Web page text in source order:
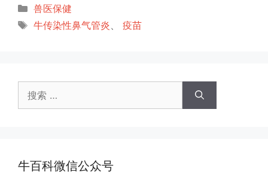
分
类
兽医保健
标
牛传染性鼻气管炎、 疫苗
索：
牛百科微信公众号